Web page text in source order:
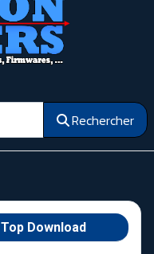
Rechercher
Top Download